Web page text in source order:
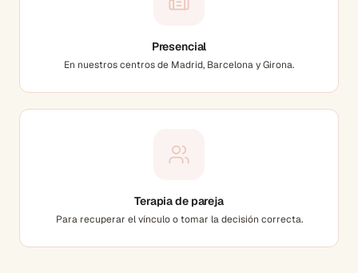
Presencial
En nuestros centros de Madrid, Barcelona y Girona.
Terapia de pareja
Para recuperar el vínculo o tomar la decisión correcta.